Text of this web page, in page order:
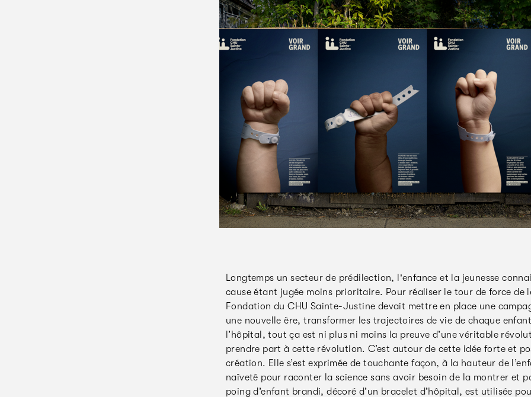
Longtemps un secteur de prédilection, l'enfance et la jeunesse
cause étant jugée moins prioritaire. Pour réaliser le tour de force de
Fondation du CHU Sainte-Justine devait mettre en place une
une nouvelle ère, transformer les trajectoires de vie de chaque
l’hôpital, tout ça est ni plus ni moins la preuve d’une véritable
prendre part à cette révolution. C’est autour de cette idée forte et
création. Elle s’est exprimée de touchante façon, à la hauteur de
naïveté pour raconter la science sans avoir besoin de la montrer et
poing d’enfant brandi, décoré d’un bracelet d’hôpital, est utilisée